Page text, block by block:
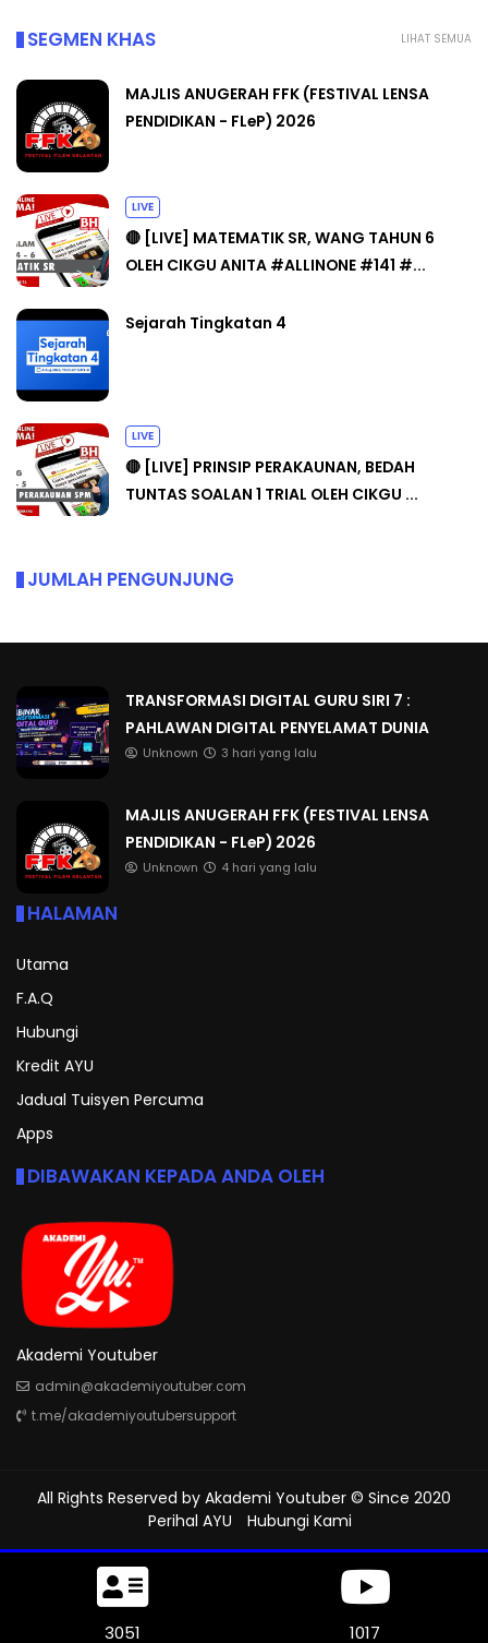
LIHAT SEMUA
SEGMEN KHAS
MAJLIS ANUGERAH FFK (FESTIVAL LENSA
PENDIDIKAN - FLeP) 2026
LIVE
🔴 [LIVE] MATEMATIK SR, WANG TAHUN 6
OLEH CIKGU ANITA #ALLINONE #141 #...
Sejarah Tingkatan 4
LIVE
🔴 [LIVE] PRINSIP PERAKAUNAN, BEDAH
TUNTAS SOALAN 1 TRIAL OLEH CIKGU ...
JUMLAH PENGUNJUNG
TRANSFORMASI DIGITAL GURU SIRI 7 :
PAHLAWAN DIGITAL PENYELAMAT DUNIA
Unknown 3 hari yang lalu
MAJLIS ANUGERAH FFK (FESTIVAL LENSA
PENDIDIKAN - FLeP) 2026
Unknown 4 hari yang lalu
HALAMAN
Utama
F.A.Q
Hubungi
Kredit AYU
Jadual Tuisyen Percuma
Apps
DIBAWAKAN KEPADA ANDA OLEH
Akademi Youtuber
admin@akademiyoutuber.com
t.me/akademiyoutubersupport
All Rights Reserved by Akademi Youtuber © Since 2020
Perihal AYU
Hubungi Kami
3447 1149